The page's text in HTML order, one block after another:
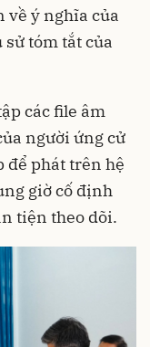
về ý nghĩa của
sử tóm tắt của
các file âm
người ứng cử
để phát trên hệ
giờ cố định
tiện theo dõi.